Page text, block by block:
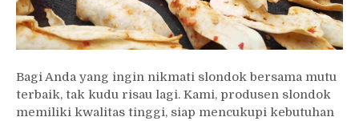
Bagi Anda yang ingin nikmati slondok bersama mutu
terbaik, tak kudu risau lagi. Kami, produsen slondok
memiliki kwalitas tinggi, siap mencukupi kebutuhan